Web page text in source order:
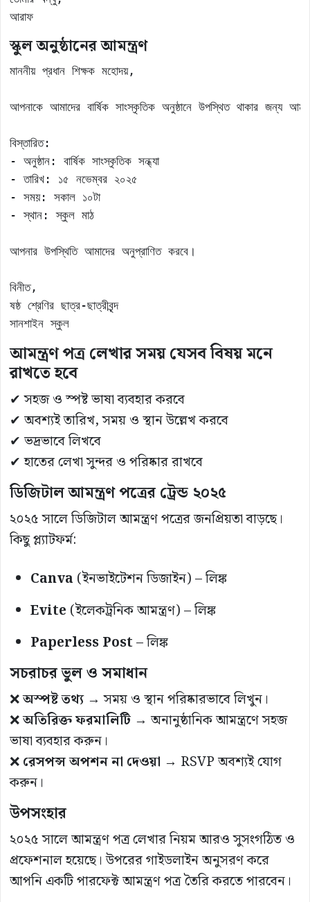
আরাফ
স্কুল অনুষ্ঠানের আমন্ত্রণ
মাননীয় প্রধান শিক্ষক মহোদয়,
আপনাকে আমাদের বার্ষিক সাংস্কৃতিক অনুষ্ঠানে উপস্থিত থাকার জন্য
বিস্তারিত:
- অনুষ্ঠান: বার্ষিক সাংস্কৃতিক সন্ধ্যা
- তারিখ: ১৫ নভেম্বর ২০২৫
- সময়: সকাল ১০টা
- স্থান: স্কুল মাঠ
আপনার উপস্থিতি আমাদের অনুপ্রাণিত করবে।
বিনীত,
ষষ্ঠ শ্রেণির ছাত্র-ছাত্রীবৃন্দ
সানশাইন স্কুল
আমন্ত্রণ পত্র লেখার সময় যেসব বিষয় মনে
রাখতে হবে
✔ সহজ ও স্পষ্ট ভাষা ব্যবহার করবে
✔ অবশ্যই তারিখ, সময় ও স্থান উল্লেখ করবে
✔ ভদ্রভাবে লিখবে
✔ হাতের লেখা সুন্দর ও পরিষ্কার রাখবে
ডিজিটাল আমন্ত্রণ পত্রের ট্রেন্ড ২০২৫
২০২৫ সালে ডিজিটাল আমন্ত্রণ পত্রের জনপ্রিয়তা বাড়ছে।
কিছু প্ল্যাটফর্ম:
Canva (ইনভাইটেশন ডিজাইন) –লিঙ্ক
Evite (ইলেকট্রনিক আমন্ত্রণ) –লিঙ্ক
Paperless Post–লিঙ্ক
সচরাচর ভুল ও সমাধান
❌অস্পষ্ট তথ্য→ সময় ও স্থান পরিষ্কারভাবে লিখুন।
❌অতিরিক্ত ফরমালিটি → অনানুষ্ঠানিক আমন্ত্রণে সহজ
ভাষা ব্যবহার করুন।
❌রেসপন্স অপশন না দেওয়া → RSVP অবশ্যই যোগ
করুন।
উপসংহার
২০২৫ সালে আমন্ত্রণ পত্র লেখার নিয়ম আরও সুসংগঠিত ও
প্রফেশনাল হয়েছে। উপরের গাইডলাইন অনুসরণ করে
আপনি একটি পারফেক্ট আমন্ত্রণ পত্র তৈরি করতে পারবেন।